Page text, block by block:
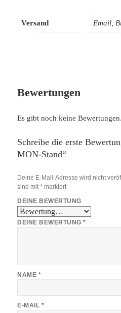
Versand Email,
Bewertungen
Es gibt noch keine Bewertungen.
Schreibe die erste
MON-Stand“
Deine E-Mail-Adresse wird nicht
sind mit* markiert
DEINE BEWERTUNG
DEINE BEWERTUNG*
NAME *
E-MAIL *